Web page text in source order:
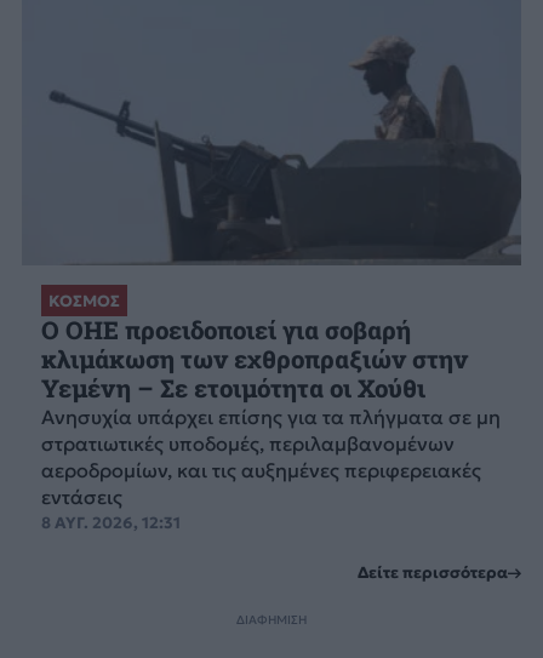
ΚΟΣΜΟΣ
Ο ΟΗΕ προειδοποιεί για σοβαρή
κλιμάκωση των εχθροπραξιών στην
Υεμένη – Σε ετοιμότητα οι Χούθι
Ανησυχία υπάρχει επίσης για τα πλήγματα σε μη
στρατιωτικές υποδομές, περιλαμβανομένων
αεροδρομίων, και τις αυξημένες περιφερειακές
εντάσεις
8 ΑΥΓ. 2026, 12:31
Δείτε περισσότερα
ΔΙΑΦΗΜΙΣΗ